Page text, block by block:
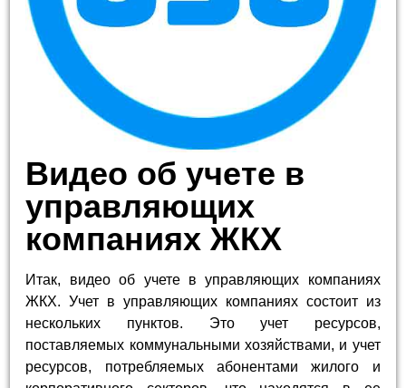
Видео об учете в
управляющих
компаниях ЖКХ
Итак, видео об учете в управляющих компаниях
ЖКХ. Учет в управляющих компаниях состоит из
нескольких пунктов. Это учет ресурсов,
поставляемых коммунальными хозяйствами, и учет
ресурсов, потребляемых абонентами жилого и